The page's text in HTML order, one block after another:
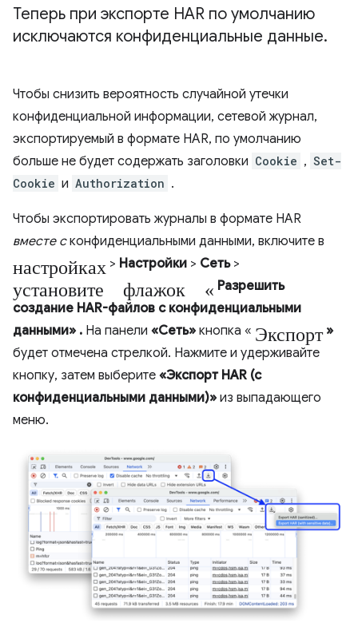
Теперь при экспорте HAR по умолчанию
исключаются конфиденциальные данные.
Чтобы снизить вероятность случайной утечки
конфиденциальной информации, сетевой журнал,
экспортируемый в формате HAR, по умолчанию
больше не будет содержать заголовки Cookie , Set-
Cookie и Authorization .
Чтобы экспортировать журналы в формате HAR
вместе сконфиденциальными данными, включите в
настройках > Настройки > Сеть>
установите флажок « Разрешить
создание HAR-файлов с конфиденциальными
данными» . На панели «Сеть» кнопка « Экспорт »
будет отмечена стрелкой. Нажмите и удерживайте
кнопку, затем выберите «Экспорт HAR (с
конфиденциальными данными)» из выпадающего
меню.